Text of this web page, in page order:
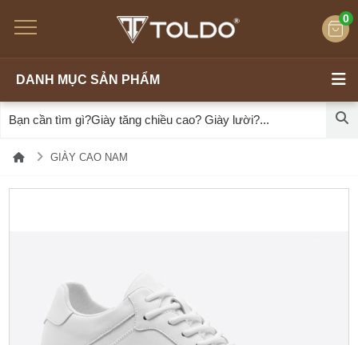
0
DANH MỤC SẢN PHẨM
GIÀY CAO NAM